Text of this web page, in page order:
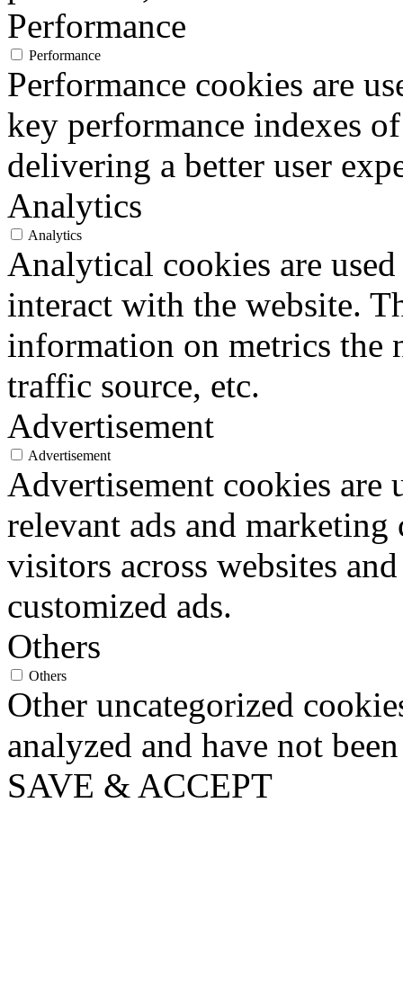
Performance
Performance
Performance cookies are
key performance indexes
delivering a better user
Analytics
Analytics
Analytical cookies are
interact with the website.
information on metrics the
traffic source, etc.
Advertisement
Advertisement
Advertisement cookies
relevant ads and marketing
visitors across websites
customized ads.
Others
Others
Other uncategorized
analyzed and have not
SAVE & ACCEPT